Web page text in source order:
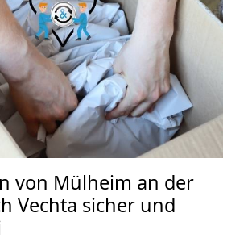
von Mülheim an der
Vechta sicher und